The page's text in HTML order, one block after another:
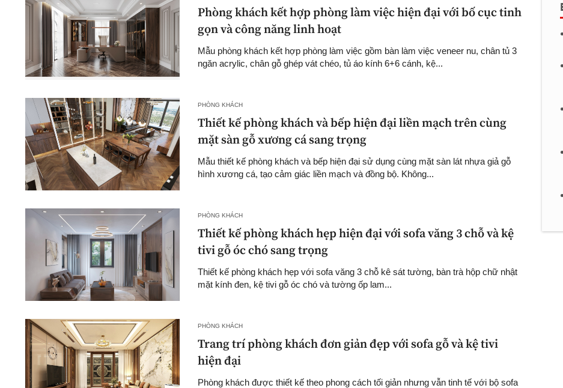
Phòng khách kết hợp phòng làm việc hiện đại với bố cục tinh
gọn và công năng linh hoạt
Mẫu phòng khách kết hợp phòng làm việc gồm bàn làm việc veneer nu, chân tủ 3
ngăn acrylic, chân gỗ ghép vát chéo, tủ áo kính 6+6 cánh, kệ...
PHÒNG KHÁCH
Thiết kế phòng khách và bếp hiện đại liền mạch trên cùng
mặt sàn gỗ xương cá sang trọng
Mẫu thiết kế phòng khách và bếp hiện đại sử dụng cùng mặt sàn lát nhựa giả gỗ
hình xương cá, tạo cảm giác liền mạch và đồng bộ. Không...
PHÒNG KHÁCH
Thiết kế phòng khách hẹp hiện đại với sofa văng 3 chỗ và kệ
tivi gỗ óc chó sang trọng
Thiết kế phòng khách hẹp với sofa văng 3 chỗ kê sát tường, bàn trà hộp chữ nhật
mặt kính đen, kệ tivi gỗ óc chó và tường ốp lam...
PHÒNG KHÁCH
Trang trí phòng khách đơn giản đẹp với sofa gỗ và kệ tivi
hiện đại
Phòng khách được thiết kế theo phong cách tối giản nhưng vẫn tinh tế với bộ sofa